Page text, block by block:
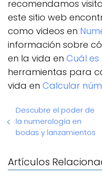
recomendamos
este sitio web
como videos en
información sobre
en la vida en Cuál es
herramientas para
vida en Calcular
Descubre el poder de
la numerología en
bodas y lanzamientos
Artículos